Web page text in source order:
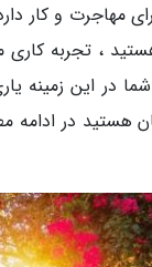
مهاجرت و کار
، تجربه کاری
در این زمینه
هستید در ادامه